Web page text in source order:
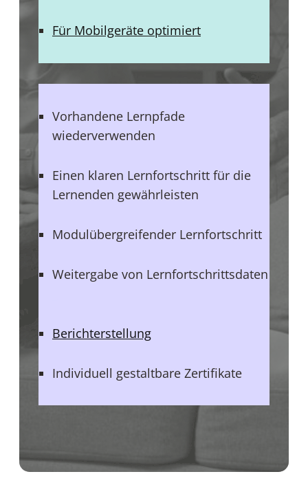
Für Mobilgeräte optimiert
Vorhandene Lernpfade
wiederverwenden
Einen klaren Lernfortschritt für die
Lernenden gewährleisten
Modulübergreifender Lernfortschritt
Weitergabe von Lernfortschrittsdaten
Berichterstellung
Individuell gestaltbare Zertifikate